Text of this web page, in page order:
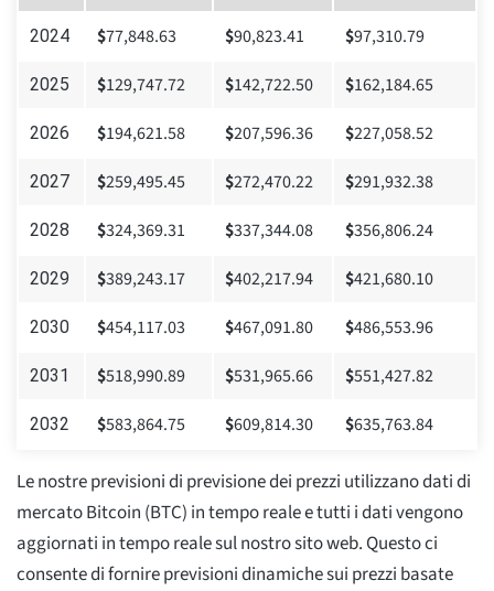
2024 $77,848.63 $90,823.41 $97,310.79
2025 $129,747.72 $142,722.50 $162,184.65
2026 $194,621.58 $207,596.36 $227,058.52
2027 $259,495.45 $272,470.22 $291,932.38
2028 $324,369.31 $337,344.08 $356,806.24
2029 $389,243.17 $402,217.94 $421,680.10
2030 $454,117.03 $467,091.80 $486,553.96
2031 $518,990.89 $531,965.66 $551,427.82
2032 $583,864.75 $609,814.30 $635,763.84
Le nostre previsioni di previsione dei prezzi utilizzano dati di
mercato Bitcoin (BTC) in tempo reale e tutti i dati vengono
aggiornati in tempo reale sul nostro sito web. Questo ci
consente di fornire previsioni dinamiche sui prezzi basate